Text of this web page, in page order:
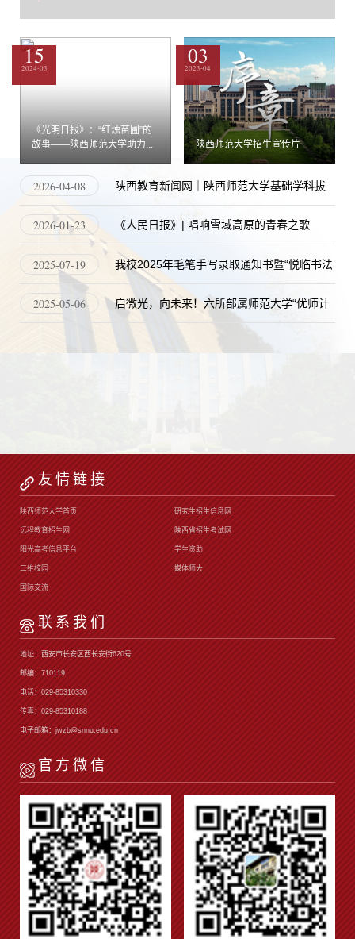
《光明日报》：“红烛苗圃”的
故事——陕西师范大学助力...
15
2024-03
陕西师范大学招生宣传片
03
2023-04
2026-04-08
陕西教育新闻网｜陕西师范大学基础学科拔
尖人才培养的创新探索与实践路径
2026-01-23 《人民日报》| 唱响雪域高原的青春之歌
2025-07-19
我校2025年毛笔手写录取通知书暨“悦临书法
经典”临摹打卡活动开笔
2025-05-06
启微光，向未来！六所部属师范大学“优师计
划”师范生共同唱响《启微光》
友情链接
陕西师范大学首页 研究生招生信息网
远程教育招生网 陕西省招生考试网
阳光高考信息平台 学生资助
三维校园 媒体师大
国际交流
联系我们
地址：西安市长安区西长安街620号
邮编：710119
电话：029-85310330
传真：029-85310188
电子邮箱：jwzb@snnu.edu.cn
官方微信